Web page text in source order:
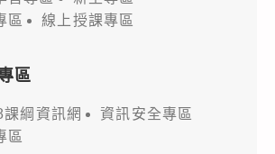
區
線上授課專區
區
綱資訊網
資訊安全專區
區